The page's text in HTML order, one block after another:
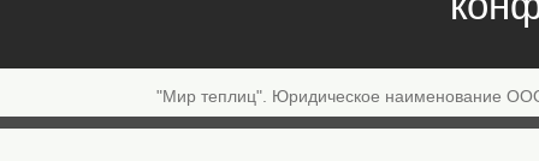
"Мир теплиц". Юридическое наименование